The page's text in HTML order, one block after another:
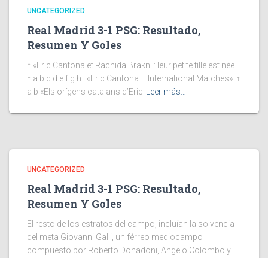
UNCATEGORIZED
Real Madrid 3-1 PSG: Resultado,
Resumen Y Goles
↑ «Eric Cantona et Rachida Brakni : leur petite fille est née !
↑ a b c d e f g h i «Eric Cantona – International Matches». ↑
a b «Els orígens catalans d’Eric
Leer más…
UNCATEGORIZED
Real Madrid 3-1 PSG: Resultado,
Resumen Y Goles
El resto de los estratos del campo, incluían la solvencia
del meta Giovanni Galli, un férreo mediocampo
compuesto por Roberto Donadoni, Angelo Colombo y